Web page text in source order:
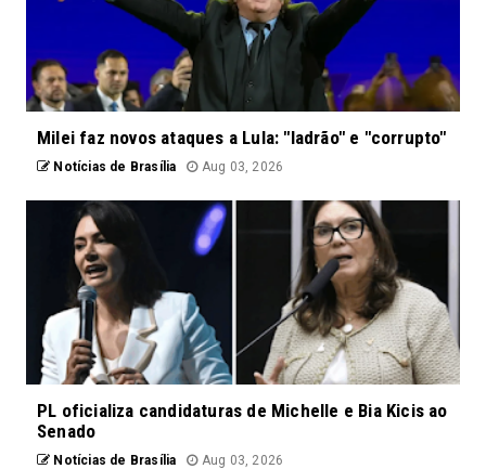
Milei faz novos ataques a Lula: "ladrão" e "corrupto"
Notícias de Brasília Aug 03, 2026
PL oficializa candidaturas de Michelle e Bia Kicis ao
Senado
Notícias de Brasília Aug 03, 2026